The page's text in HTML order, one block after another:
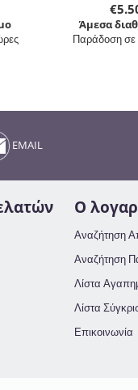
€
Άμεσα
Παράδοση σε
EMAIL
Ο
Αναζήτηση
Αναζήτηση
Λίστα
Λίστα
Επικοινωνία